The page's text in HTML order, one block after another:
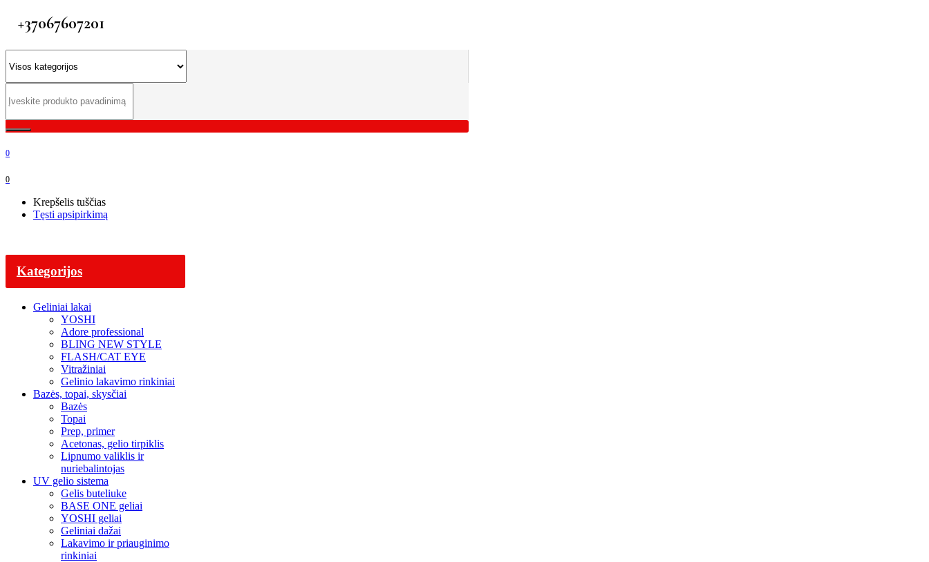
+37067607201
0
0
Krepšelis tuščias
Tęsti apsipirkimą
Kategorijos
Geliniai lakai
YOSHI
Adore professional
BLING NEW STYLE
FLASH/CAT EYE
Vitražiniai
Gelinio lakavimo rinkiniai
Bazės, topai, skysčiai
Bazės
Topai
Prep, primer
Acetonas, gelio tirpiklis
Lipnumo valiklis ir
nuriebalintojas
UV gelio sistema
Gelis buteliuke
BASE ONE geliai
YOSHI geliai
Geliniai dažai
Lakavimo ir priauginimo
rinkiniai